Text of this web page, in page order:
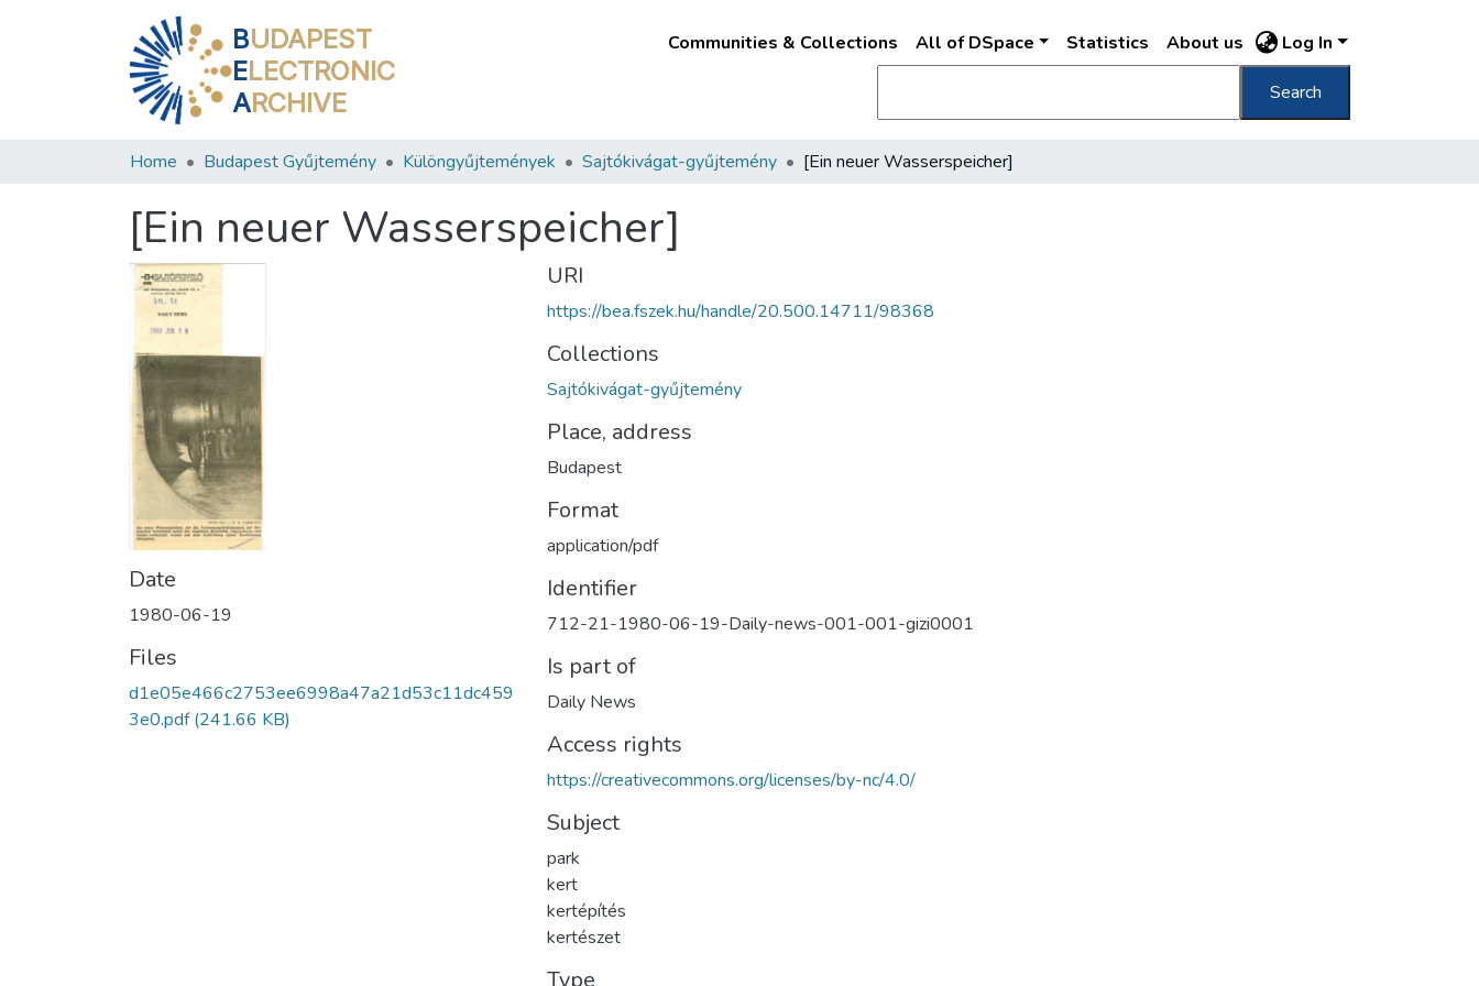
BUDAPEST
ELECTRONIC
ARCHIVE
Communities & Collections All of DSpace Statistics About us Log In
Search
Home Budapest Gyűjtemény Különgyűjtemények Sajtókivágat-gyűjtemény [Ein neuer Wasserspeicher]
[Ein neuer Wasserspeicher]
Date
1980-06-19
Files
d1e05e466c2753ee6998a47a21d53c11dc459
3e0.pdf(241.66 KB)
URI
https://bea.fszek.hu/handle/20.500.14711/98368
Collections
Sajtókivágat-gyűjtemény
Place, address
Budapest
Format
application/pdf
Identifier
712-21-1980-06-19-Daily-news-001-001-gizi0001
Is part of
Daily News
Access rights
https://creativecommons.org/licenses/by-nc/4.0/
Subject
park
kert
kertépítés
kertészet
Type